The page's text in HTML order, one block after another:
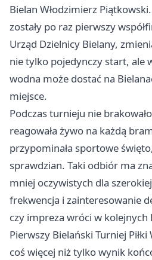
Bielan Włodzimierz
zostały po raz pierwszy
Urząd Dzielnicy Bielany,
nie tylko pojedynczy start, ale
wodna może dostać na
miejsce.
Podczas turnieju nie
reagowała żywo na każdą
przypominała sportowe
sprawdzian. Taki odbiór ma
mniej oczywistych dla
frekwencja i zainteresowanie
czy impreza wróci w kolejnych
Pierwszy Bielański Turniej Piłki
coś więcej niż tylko wynik